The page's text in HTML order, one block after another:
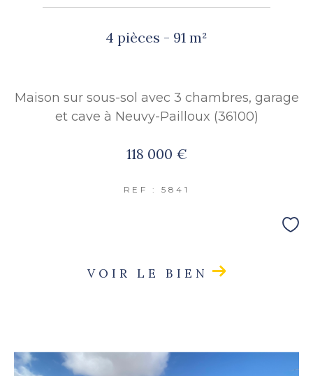
4 pièces - 91 m²
Maison sur sous-sol avec 3 chambres, garage
et cave à Neuvy-Pailloux (36100)
118 000 €
REF : 5841
VOIR LE BIEN